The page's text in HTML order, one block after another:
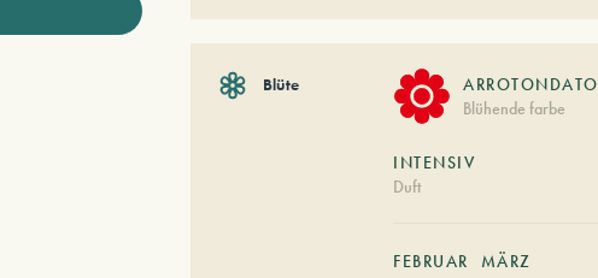
Blüte
ARROTONDATO
Blühende farbe
INTENSIV
Duft
FEBRUAR
MÄRZ